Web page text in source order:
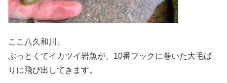
ここ八久和川。
ぶっとくてイカツイ岩魚が、10番フックに巻いた大毛ば
りに飛び出してきます。